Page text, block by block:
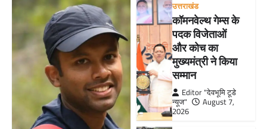
उत्तराखंड
कॉमनवेल्थ गेम्स के
पदक विजेताओं
और कोच का
मुख्यमंत्री ने किया
सम्मान
Editor "देवभूमि टूडे
न्यूज"
August 7,
2026